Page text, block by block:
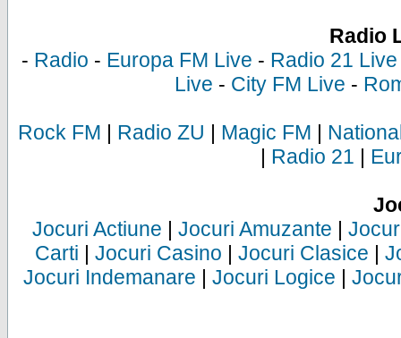
Radio
- Radio - Europa FM Live - Radio 21 Live
Live - City FM Live -
Rock FM | Radio ZU | Magic FM |
| Radio 21 |
Jocuri Actiune | Jocuri Amuzante |
Carti | Jocuri Casino | Jocuri Clasice |
Jocuri Indemanare | Jocuri Logice |